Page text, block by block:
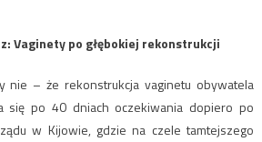
Vaginety po głębokiej rekonstrukcji
nie – że rekonstrukcja vaginetu obywatela
się po 40 dniach oczekiwania dopiero po
w Kijowie, gdzie na czele tamtejszego